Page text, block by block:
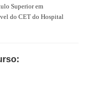
Superior em
do CET do Hospital